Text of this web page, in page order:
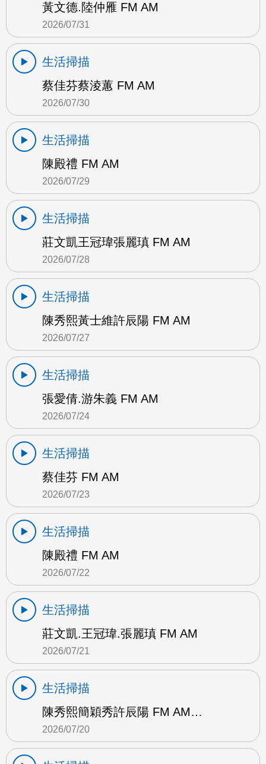
黃文德.陸仲雁 FM AM
2026/07/31
生活掃描
蔡佳芬蔡淩蕙 FM AM
2026/07/30
生活掃描
陳殿禮 FM AM
2026/07/29
生活掃描
莊文凱王冠瑋張麗瑱 FM AM
2026/07/28
生活掃描
陳秀熙黃士維許辰陽 FM AM
2026/07/27
生活掃描
張愛倩.游朱義 FM AM
2026/07/24
生活掃描
蔡佳芬 FM AM
2026/07/23
生活掃描
陳殿禮 FM AM
2026/07/22
生活掃描
莊文凱.王冠瑋.張麗瑱 FM AM
2026/07/21
生活掃描
陳秀熙簡穎秀許辰陽 FM AM…
2026/07/20